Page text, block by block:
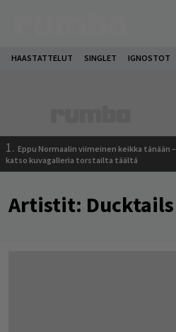
HAASTATTELUT SINGLET IGNOSTOT
1. Eppu Normaalin viimeinen keikka tänään –
katso kuvagalleria torstailta täältä
Artistit: Ducktails